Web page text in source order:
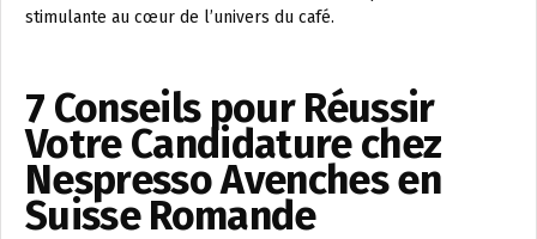
stimulante au cœur de l’univers du café.
7 Conseils pour Réussir
Votre Candidature chez
Nespresso Avenches en
Suisse Romande